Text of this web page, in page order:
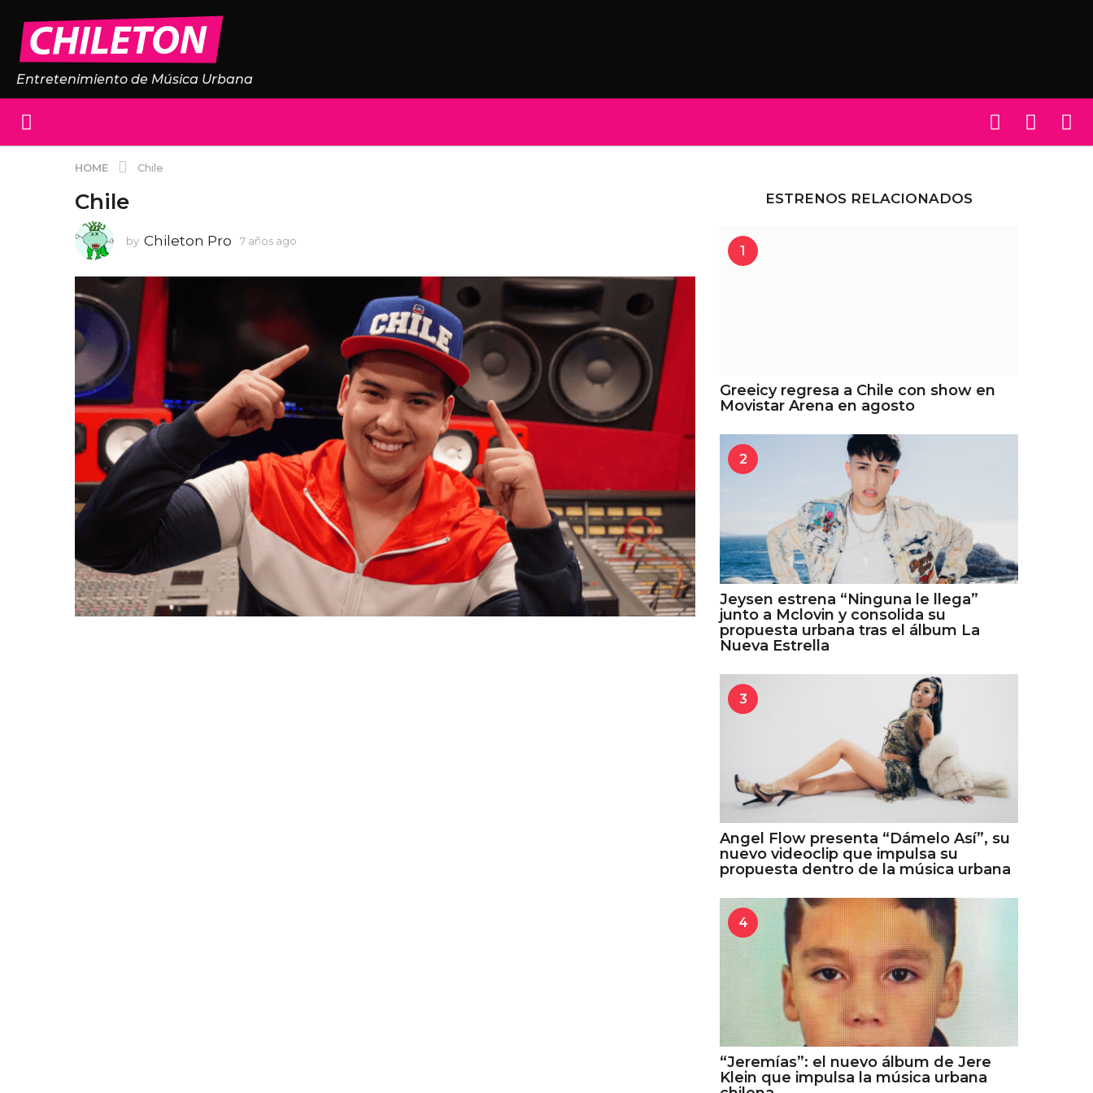
Entretenimiento de Música Urbana
HOME Chile
Chile
by Chileton Pro 7 años ago
o
ESTRENOS RELACIONADOS
1
Greeicy regresa a Chile con show en
Movistar Arena en agosto
2
Jeysen estrena “Ninguna le llega”
junto a Mclovin y consolida su
propuesta urbana tras el álbum La
Nueva Estrella
3
Angel Flow presenta “Dámelo Así”, su
nuevo videoclip que impulsa su
propuesta dentro de la música urbana
4
“Jeremías”: el nuevo álbum de Jere
Klein que impulsa la música urbana